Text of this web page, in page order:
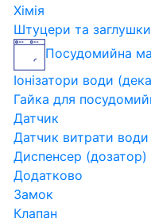
Хімія
Штуцери та заглушки
Посудомийна
Іонізатори води
Гайка для
Датчик
Датчик витрати води
Диспенсер (дозатор)
Додатково
Замок
Клапан